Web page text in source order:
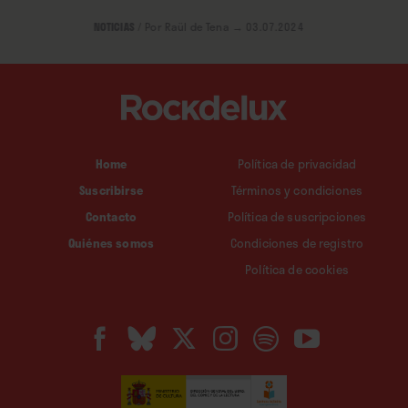
Home
Suscribirse
Contacto
Quiénes somos
Política de privacidad
Términos y condiciones
Política de suscripciones
Condiciones de registro
Política de cookies